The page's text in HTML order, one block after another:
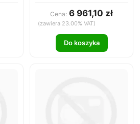
Cena: 6 961,10 zł
(zawiera 23.00% VAT)
Do koszyka